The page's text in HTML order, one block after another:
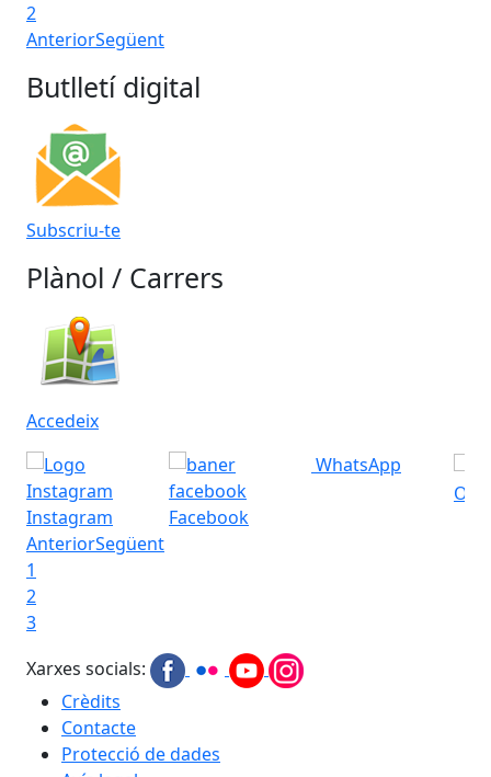
2
AnteriorSegüent
Butlletí digital
Subscriu-te
Plànol / Carrers
Accedeix
Instagram Facebook
WhatsApp
AnteriorSegüent
1
2
3
Xarxes socials:
Crèdits
Contacte
Protecció de dades